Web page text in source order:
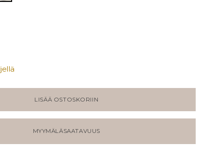
LISÄÄ OSTOSKORIIN
MYYMÄLÄSAATAVUUS